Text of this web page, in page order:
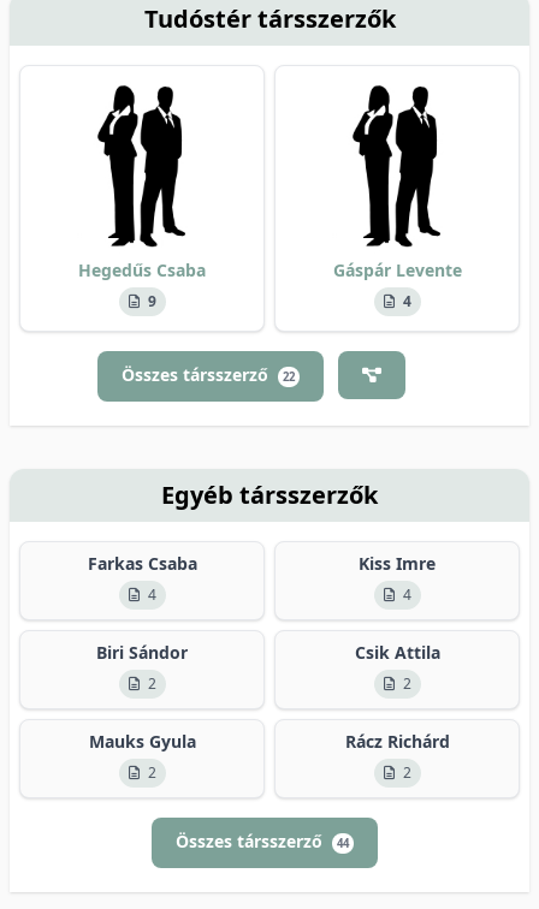
Tudóstér társszerzők
Hegedűs Csaba
9
Gáspár Levente
4
Összes társszerző 22
Egyéb társszerzők
Farkas Csaba
4
Kiss Imre
4
Biri Sándor
2
Csik Attila
2
Mauks Gyula
2
Rácz Richárd
2
Összes társszerző 44